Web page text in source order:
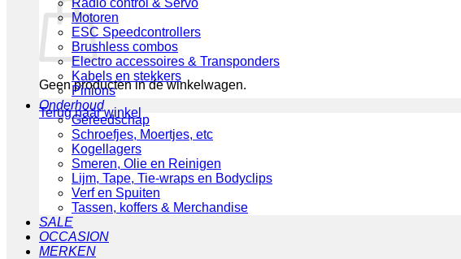
Geen producten in de winkelwagen.
Terug naar winkel
Radio control & Servo
Motoren
ESC Speedcontrollers
Brushless combos
Electro accessoires & Transponders
Kabels en stekkers
Pinions
Onderhoud
Gereedschap
Schroefjes, Moertjes, etc
Kogellagers
Smeren, Olie en Reinigen
Lijm, Tape, Tie-wraps en Bodyclips
Verf en Spuiten
Tassen, koffers & Merchandise
SALE
OCCASION
MERKEN